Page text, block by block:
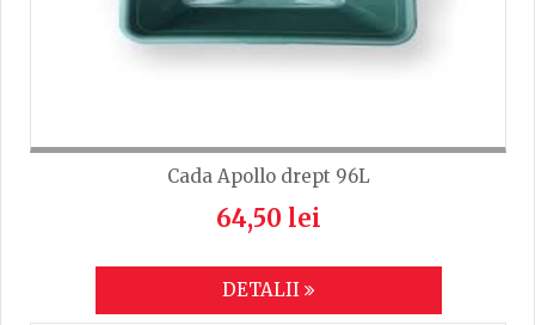
Cada Apollo drept 96L
64,50 lei
DETALII